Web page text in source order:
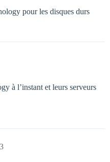
pour les disques durs
à l’instant et leurs serveurs